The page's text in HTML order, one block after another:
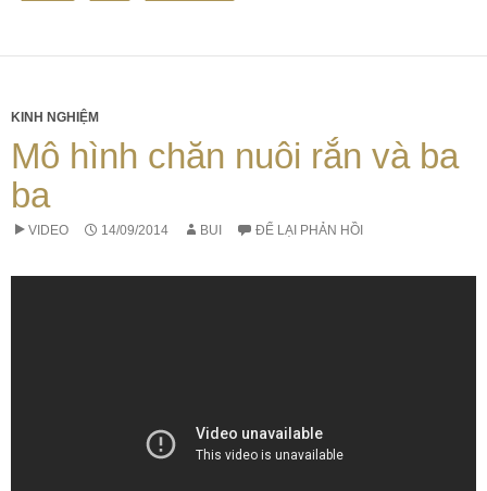
KINH NGHIỆM
Mô hình chăn nuôi rắn và ba
ba
VIDEO 14/09/2014 BUI ĐỂ LẠI PHẢN HỒI